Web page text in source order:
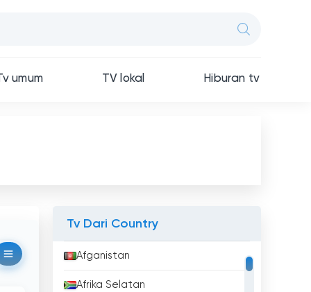
umum TV lokal Hiburan tv
Tv Dari Country
Afganistan
Afrika Selatan